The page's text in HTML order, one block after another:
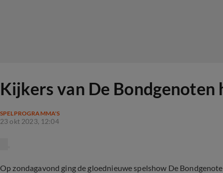
Kijkers van De Bondgenoten
SPELPROGRAMMA'S
23 okt 2023, 12:04
Op zondagavond ging de gloednieuwe spelshow De